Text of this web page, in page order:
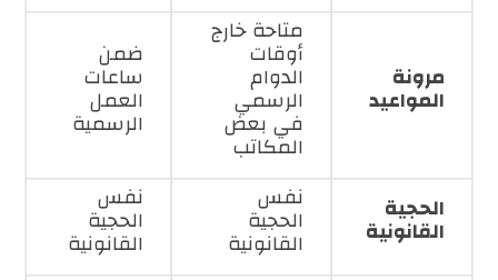
مرونة
المواعيد
متاحة خارج
أوقات
الدوام
الرسمي
في بعض
المكاتب
ضمن
ساعات
العمل
الرسمية
الحجية
القانونية
نفس
الحجية
القانونية
نفس
الحجية
القانونية